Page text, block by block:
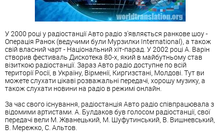
У 2000 році у радіостанції Авто радіо з'являється ранкове шоу -
Операція Ранок (ведучими були Мурзилки International), а також
свій власний чарт - Національний хіт-парад. У 2002 році А. Варін
створив фестиваль Дискотека 80-х, який в майбутньому став
візиткою радіостанції. Зараз Авто радіо доступне по всій
території Росії, в Україну, Вірменії, Киргизстані, Молдові. Тут ви
можете слухати цікаві розважальні передачі, хорошу музику, а
також слухати новини на радіо в режимі онлайн.
За час свого існування, радіостанція Авто радіо співпрацювала з
відомими артистами. А. Булдаков був голосом радіостанції, свої
передачі вели М. Жванецький, М. Шуфутинський, В. Вишневський,
В. Мережко, С. Альтов.